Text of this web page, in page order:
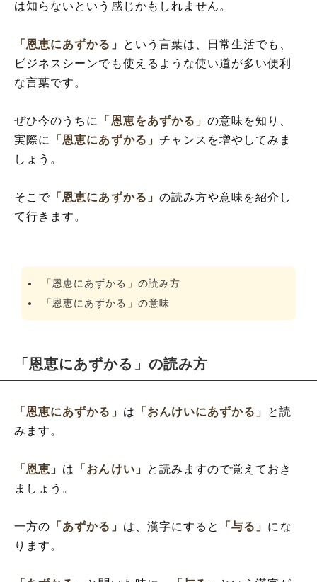
は知らないという感じかもしれません。
「恩恵にあずかる」
という言葉は、日常生活でも、
ビジネスシーンでも使えるような使い道が多い便利
な言葉です。
ぜひ今のうちに 「恩恵をあずかる」の意味を知り、
実際に
「恩恵にあずかる」 チャンスを増やしてみま
しょう。
そこで 「恩恵にあずかる」 の読み方や意味を紹介し
て行きます。
「恩恵にあずかる」の読み方
「恩恵にあずかる」の意味
「恩恵にあずかる」の読み方
「恩恵にあずかる」 は 「おんけいにあずかる」 と読
みます。
「恩恵」 は 「おんけい」
と読みますので覚えておき
ましょう。
一方の 「あずかる」 は、漢字にすると 「与る」 にな
ります。